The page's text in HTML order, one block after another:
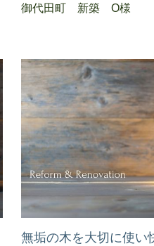
御代田町 新築 O様
無垢の木を大切に使い